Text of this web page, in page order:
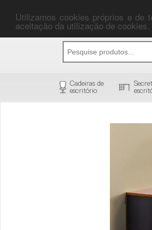
Utilizamos cookies próprios e de
aceitação da utilização de
Cadeiras de
escritório